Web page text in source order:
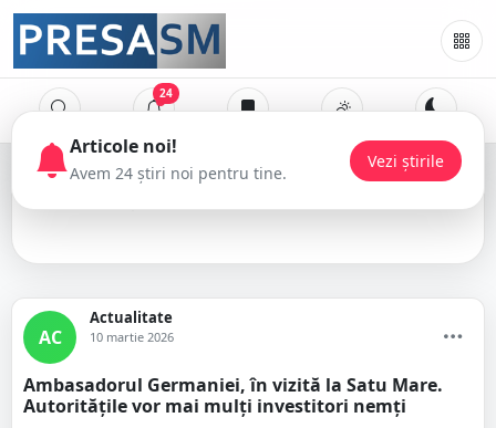
24
Pataki Csaba
AC
Actualitate
10 martie 2026
Ambasadorul Germaniei, în vizită la Satu Mare.
Autoritățile vor mai mulți investitori nemți